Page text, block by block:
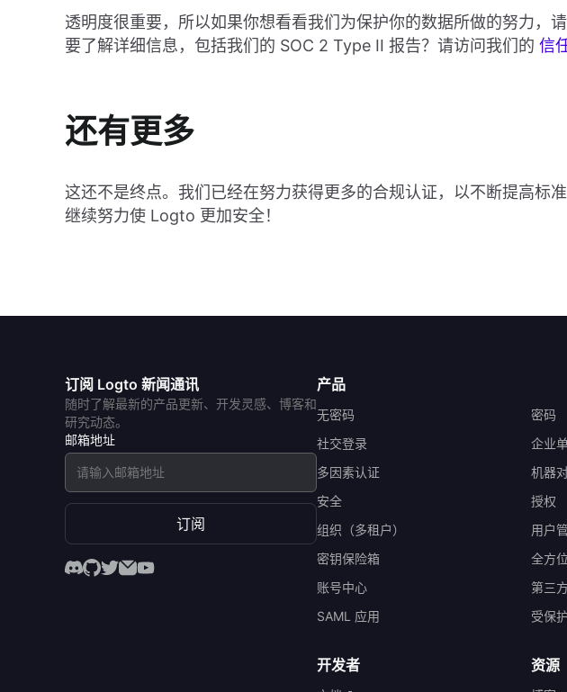
透明度很重要，所以如果你想看看我们为保护你的数据所做的努力，
要了解详细信息，包括我们的 SOC 2 Type II 报告？请访问我们的 信
还有更多
这还不是终点。我们已经在努力获得更多的合规认证，以不断提高标
继续努力使 Logto 更加安全！
订阅 Logto 新闻通讯
随时了解最新的产品更新、开发灵感、博客和
研究动态。
邮箱地址
订阅
产品
无密码
密码
社交登录
企业
多因素认证
机器
安全
授权
组织（多租户）
用户
密钥保险箱
全方
账号中心
第三
SAML 应用
受保
开发者 资源